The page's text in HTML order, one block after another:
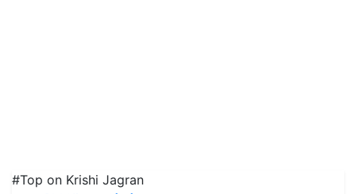
#Top on Krishi Jagran